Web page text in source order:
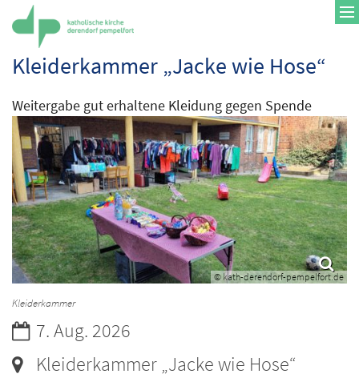
Zum Inhalt springen
Kleiderkammer „Jacke wie Hose“
Weitergabe gut erhaltene Kleidung gegen Spende
© kath-derendorf-pempelfort.de
Kleiderkammer
Datum:
7. Aug. 2026
Ort:Kleiderkammer „Jacke wie Hose“